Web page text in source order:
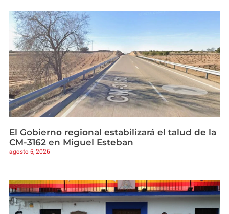
El Gobierno regional estabilizará el talud de la
CM-3162 en Miguel Esteban
agosto 5, 2026